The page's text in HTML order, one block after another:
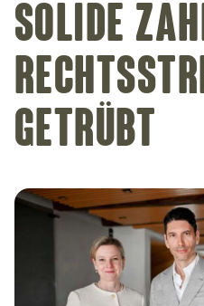
Solide
getrübt